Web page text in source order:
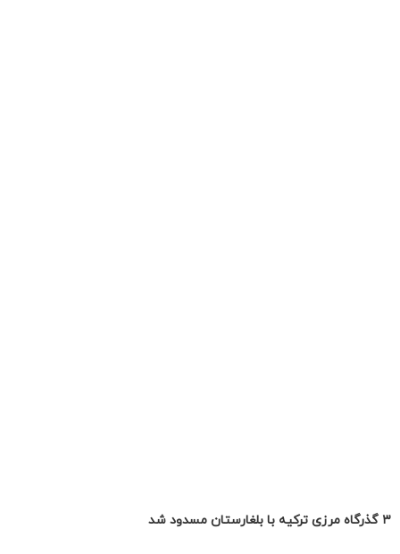
۳ گذرگاه مرزی ترکیه با بلغارستان مسدود شد